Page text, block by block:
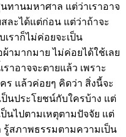
ทานมหาศาล แต่ว่าเราอาจ
สละได้แต่ก่อน แต่ว่าถ้าจะ
ราก็ไม่ค่อยจะเป็น
ามากมาย ไม่ค่อยได้ใช้เลย
าอาจจะตายแล้ว เพราะ
ร แล้วค่อยๆ คิดว่า สิ่งนี้จะ
นประโยชน์กับใครบ้าง แต่
นไปตามเหตุตามปัจจัย แต่
สภาพธรรมตามความเป็น